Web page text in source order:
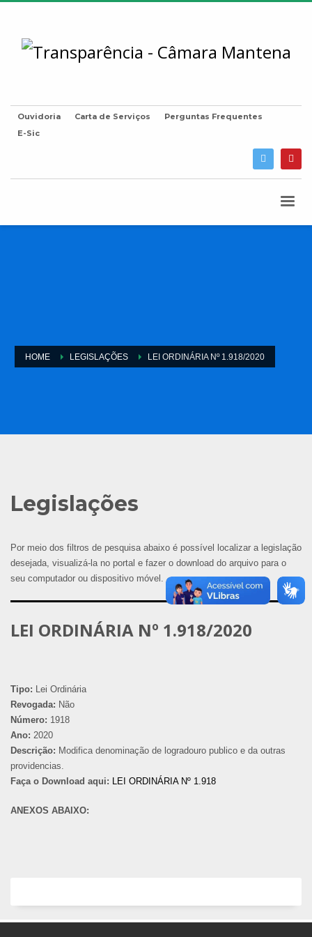
Ouvidoria Carta de Serviços
Perguntas Frequentes
E-Sic
HOME LEGISLAÇÕES LEI ORDINÁRIA Nº 1.918/2020
Legislações
Por meio dos filtros de pesquisa abaixo é possível localizar a legislação
desejada, visualizá-la no portal e fazer o download do arquivo para o
seu computador ou dispositivo móvel.
LEI ORDINÁRIA Nº 1.918/2020
Tipo: Lei Ordinária
Revogada: Não
Número: 1918
Ano: 2020
Descrição: Modifica denominação de logradouro publico e da outras
providencias.
Faça o Download aqui: LEI ORDINÁRIA Nº 1.918
ANEXOS ABAIXO: